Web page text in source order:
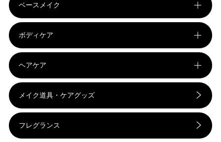
ベースメイク
ボディケア
ヘアケア
メイク道具・ケアグッズ
フレグランス